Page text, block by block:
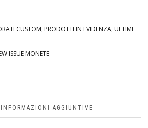
CUSTOM, PRODOTTI IN EVIDENZA, ULTIME
ISSUE MONETE
INFORMAZIONI AGGIUNTIVE